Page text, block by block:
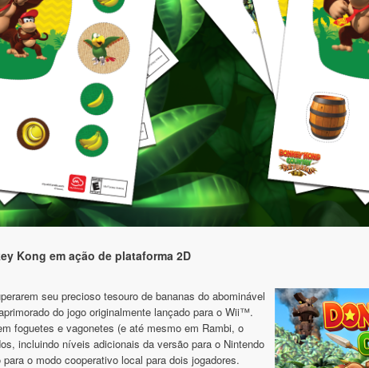
Kong em ação de plataforma 2D
seu precioso tesouro de bananas do abominável
do jogo originalmente lançado para o Wii™.
foguetes e vagonetes (e até mesmo em Rambi, o
incluindo níveis adicionais da versão para o Nintendo
o modo cooperativo local para dois jogadores.